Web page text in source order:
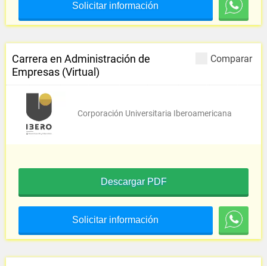
Solicitar información
Comparar
Carrera en Administración de
Empresas (Virtual)
Corporación Universitaria Iberoamericana
Descargar PDF
Solicitar información